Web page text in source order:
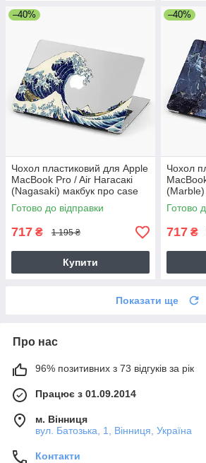
–40%
Чохол пластиковий для Apple
MacBook Pro / Air Нагасакі
(Nagasaki) макбук про case
hard cover
Готово до відправки
717 ₴ 1 195 ₴
Купити
–40%
Чохол
hard
Готово
717 ₴
Показати ще
Про нас
96% позитивних з 73 відгуків за рік
Працює з 01.09.2014
м. Вінниця
вул. Батозька, 1, Вінниця, Україна
Контакти